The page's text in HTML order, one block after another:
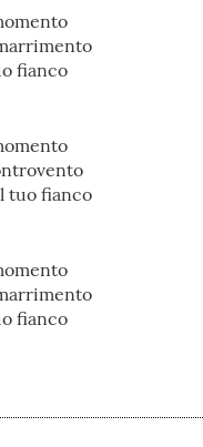
fianco
tuo fianco
fianco